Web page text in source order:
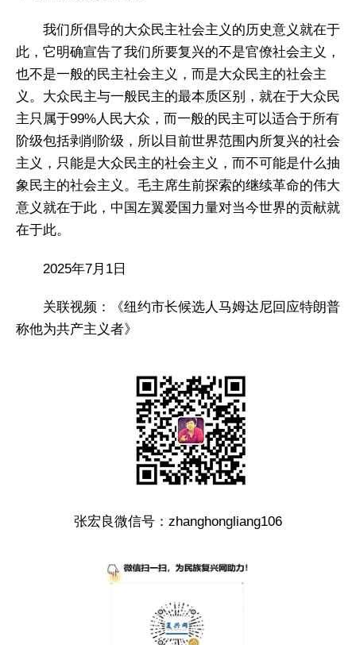
我们所倡导的大众民主社会主义的历史意义就在于
此，它明确宣告了我们所要复兴的不是官僚社会主义，
也不是一般的民主社会主义，而是大众民主的社会主
义。大众民主与一般民主的最本质区别，就在于大众民
主只属于99%人民大众，而一般的民主可以适合于所有
阶级包括剥削阶级，所以目前世界范围内所复兴的社会
主义，只能是大众民主的社会主义，而不可能是什么抽
象民主的社会主义。毛主席生前探索的继续革命的伟大
意义就在于此，中国左翼爱国力量对当今世界的贡献就
在于此。
2025年7月1日
关联视频：《纽约市长候选人马姆达尼回应特朗普
称他为共产主义者》
张宏良微信号：zhanghongliang106